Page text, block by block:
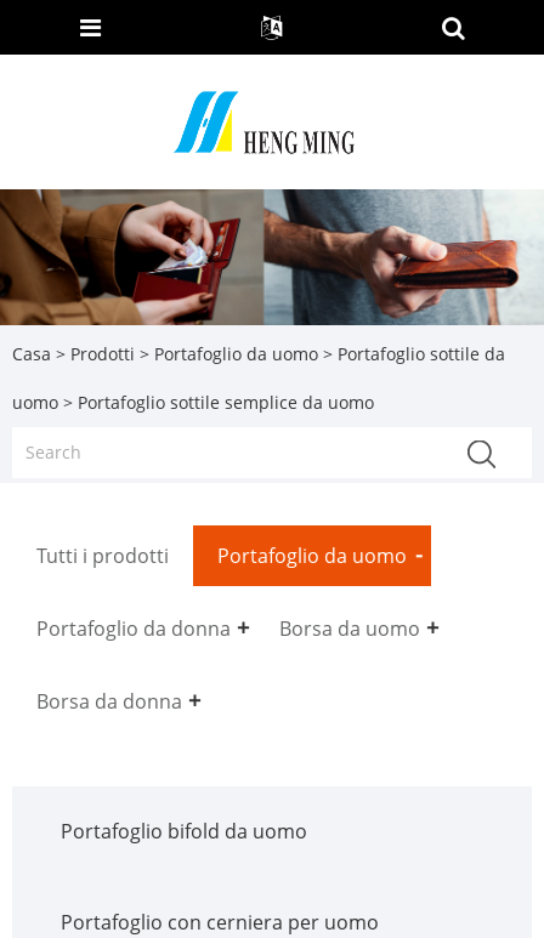
Casa > Prodotti > Portafoglio da uomo > Portafoglio sottile da
uomo > Portafoglio sottile semplice da uomo
Tutti i prodotti Portafoglio da uomo
Portafoglio da donna Borsa da uomo
Borsa da donna
Portafoglio bifold da uomo
Portafoglio con cerniera per uomo